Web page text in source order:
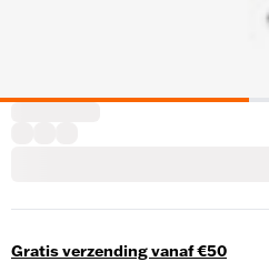
Gratis verzending vanaf €50